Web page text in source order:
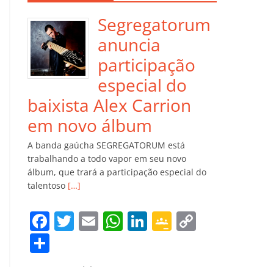
Segregatorum
anuncia
participação
especial do
baixista Alex Carrion
em novo álbum
A banda gaúcha SEGREGATORUM está
trabalhando a todo vapor em seu novo
álbum, que trará a participação especial do
talentoso […]
F T
itt
E W Li G